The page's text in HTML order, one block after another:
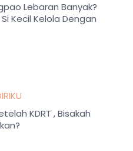
Lebaran Banyak?
Kecil Kelola Dengan
KDRT , Bisakah